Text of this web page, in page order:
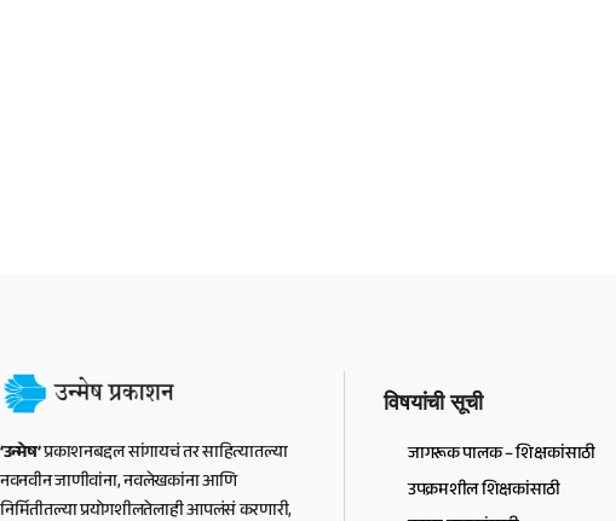
‘उन्मेष’प्रकाशनबद्दल सांगायचं तर साहित्यातल्या
नवनवीन जाणीवांना, नवलेखकांना आणि
निर्मितीतल्या प्रयोगशीलतेलाही आपलंसं करणारी,
विषयांची सूची
जागरूक पालक – शिक्षकांसाठी
उपक्रमशील शिक्षकांसाठी